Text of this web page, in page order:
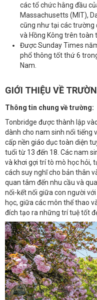
các tổ chức hằng đầu
Massachusetts (MIT),
cũng như tại các trường
và Hồng Kông trên toàn
Được Sunday Times
phổ thông tốt thứ 6
Nam.
GIỚI THIỆU VỀ
Thông tin chung về trường:
Tonbridge được thành lập
dành cho nam sinh nổi tiếng
cấp nền giáo dục toàn diện
tuổi từ 13 đến 18. Các nam
và khơi gợi trí tò mò học hỏi,
cách suy nghĩ cho bản thân
quan tâm đến nhu cầu và
nối-kết nối giữa con người
học, giữa các môn thể thao
đích tạo ra những trí tuệ tốt